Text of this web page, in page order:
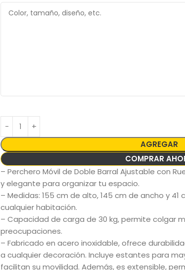
AGREGAR
COMPRAR
– Perchero Móvil de Doble Barral Ajustable con
y elegante para organizar tu espacio.
– Medidas: 155 cm de alto, 145 cm de ancho y
cualquier habitación.
– Capacidad de carga de 30 kg, permite colgar
preocupaciones.
– Fabricado en acero inoxidable, ofrece
a cualquier decoración. Incluye estantes para
facilitan su movilidad. Además, es extensible,